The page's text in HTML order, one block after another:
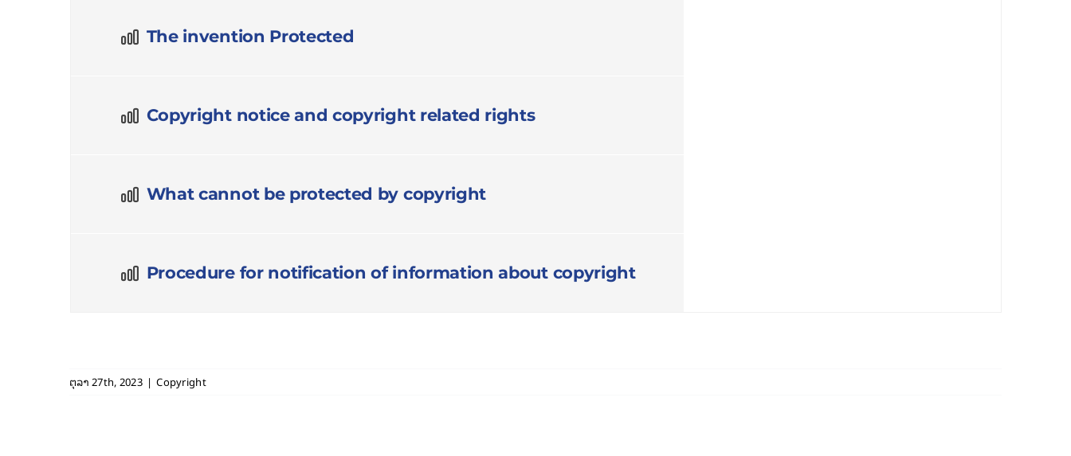
The invention Protected
Copyright notice and copyright related rights
What cannot be protected by copyright
Procedure for notification of information about copyright
ຕຸລາ 27th, 2023 | Copyright